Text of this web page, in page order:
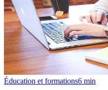
Éducation et formations6 min